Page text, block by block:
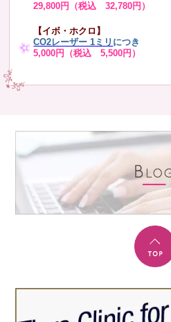
29,800円（税込 32,780円）
【イボ・ホクロ】
CO2レーザー 1ミリ につき
5,000円（税込 5,500円）